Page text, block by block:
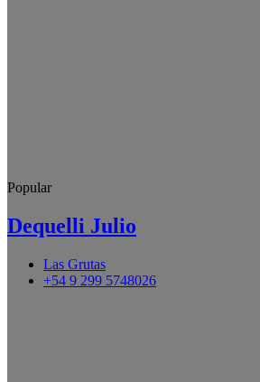
Popular
Dequelli Julio
Las Grutas
+54 9 299 5748026